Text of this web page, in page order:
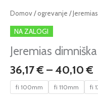
Domov/ogrevanje /
NA ZALOGI
Jeremias
36,17€ –40,10€
fi 100mm fi 110mm fi
Jeremias
dimniška
reducirka
140
količina